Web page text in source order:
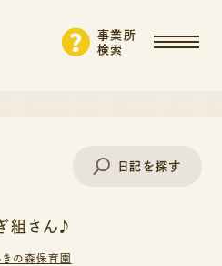
事業所
検索
日記を探す
組さん♪
の森保育園